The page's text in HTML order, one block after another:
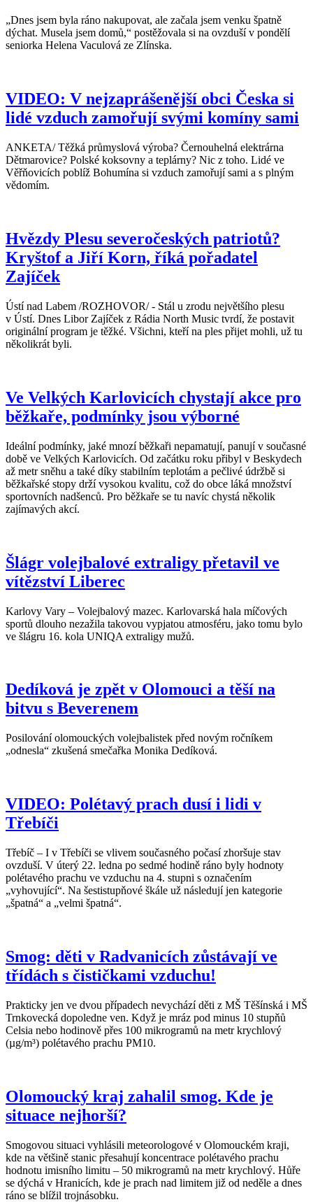
„Dnes jsem byla ráno nakupovat, ale začala jsem venku špatně
dýchat. Musela jsem domů,“ postěžovala si na ovzduší v pondělí
seniorka Helena Vaculová ze Zlínska.
VIDEO: V nejzaprášenější obci Česka si
lidé vzduch zamořují svými komíny sami
ANKETA/ Těžká průmyslová výroba? Černouhelná elektrárna
Dětmarovice? Polské koksovny a teplárny? Nic z toho. Lidé ve
Věřňovicích poblíž Bohumína si vzduch zamořují sami a s plným
vědomím.
Hvězdy Plesu severočeských patriotů?
Kryštof a Jiří Korn, říká pořadatel
Zajíček
Ústí nad Labem /ROZHOVOR/ - Stál u zrodu největšího plesu
v Ústí. Dnes Libor Zajíček z Rádia North Music tvrdí, že postavit
originální program je těžké. Všichni, kteří na ples přijet mohli, už tu
několikrát byli.
Ve Velkých Karlovicích chystají akce pro
běžkaře, podmínky jsou výborné
Ideální podmínky, jaké mnozí běžkaři nepamatují, panují v současné
době ve Velkých Karlovicích. Od začátku roku přibyl v Beskydech
až metr sněhu a také díky stabilním teplotám a pečlivé údržbě si
běžkařské stopy drží vysokou kvalitu, což do obce láká množství
sportovních nadšenců. Pro běžkaře se tu navíc chystá několik
zajímavých akcí.
Šlágr volejbalové extraligy přetavil ve
vítězství Liberec
Karlovy Vary – Volejbalový mazec. Karlovarská hala míčových
sportů dlouho nezažila takovou vypjatou atmosféru, jako tomu bylo
ve šlágru 16. kola UNIQA extraligy mužů.
Dedíková je zpět v Olomouci a těší na
bitvu s Beverenem
Posilování olomouckých volejbalistek před novým ročníkem
„odnesla“ zkušená smečařka Monika Dedíková.
VIDEO: Polétavý prach dusí i lidi v
Třebíči
Třebíč – I v Třebíči se vlivem současného počasí zhoršuje stav
ovzduší. V úterý 22. ledna po sedmé hodině ráno byly hodnoty
polétavého prachu ve vzduchu na 4. stupni s označením
„vyhovující“. Na šestistupňové škále už následují jen kategorie
„špatná“ a „velmi špatná“.
Smog: děti v Radvanicích zůstávají ve
třídách s čističkami vzduchu!
Prakticky jen ve dvou případech nevychází děti z MŠ Těšínská i MŠ
Trnkovecká dopoledne ven. Když je mráz pod minus 10 stupňů
Celsia nebo hodinově přes 100 mikrogramů na metr krychlový
(µg/m³) polétavého prachu PM10.
Olomoucký kraj zahalil smog. Kde je
situace nejhorší?
Smogovou situaci vyhlásili meteorologové v Olomouckém kraji,
kde na většině stanic přesahují koncentrace polétavého prachu
hodnotu imisního limitu – 50 mikrogramů na metr krychlový. Hůře
se dýchá v Hranicích, kde je prach nad limitem již od neděle a dnes
ráno se blížil trojnásobku.